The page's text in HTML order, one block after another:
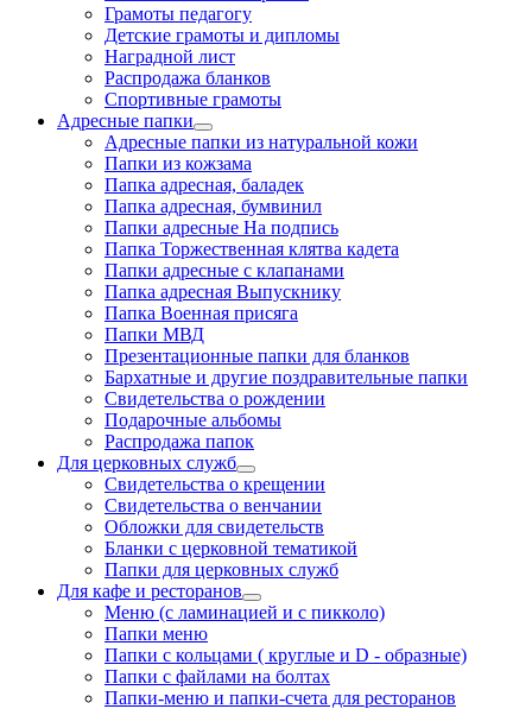
Грамоты педагогу
Детские грамоты и дипломы
Наградной лист
Распродажа бланков
Спортивные грамоты
Адресные папки
Адресные папки из натуральной кожи
Папки из кожзама
Папка адресная, баладек
Папка адресная, бумвинил
Папки адресные На подпись
Папка Торжественная клятва кадета
Папки адресные с клапанами
Папка адресная Выпускнику
Папка Военная присяга
Папки МВД
Презентационные папки для бланков
Бархатные и другие поздравительные папки
Свидетельства о рождении
Подарочные альбомы
Распродажа папок
Для церковных служб
Свидетельства о крещении
Свидетельства о венчании
Обложки для свидетельств
Бланки с церковной тематикой
Папки для церковных служб
Для кафе и ресторанов
Меню (с ламинацией и с пикколо)
Папки меню
Папки с кольцами ( круглые и D - образные)
Папки с файлами на болтах
Папки-меню и папки-счета для ресторанов